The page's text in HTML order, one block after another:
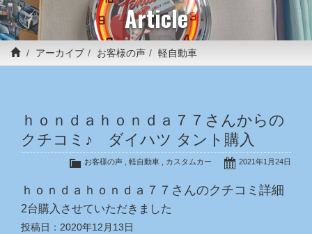
Article
アーカイブ お客様の声 軽自動車
ｈｏｎｄａｈｏｎｄａ７７さんからの
クチコミ♪ ダイハツ タント購入
2021年1月24日
お客様の声 軽自動車 カスタムカー
ｈｏｎｄａｈｏｎｄａ７７さんのクチコミ詳細
2台購入させていただきました
投稿日： 2020年12月13日